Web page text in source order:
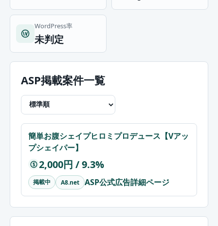
WordPress率
未判定
ASP掲載案件一覧
簡単お腹シェイプヒロミプロデュース【Vアッ
プシェイパー】
$ 2,000円 / 9.3%
掲載中 A8.net ASP公式広告詳細ページ